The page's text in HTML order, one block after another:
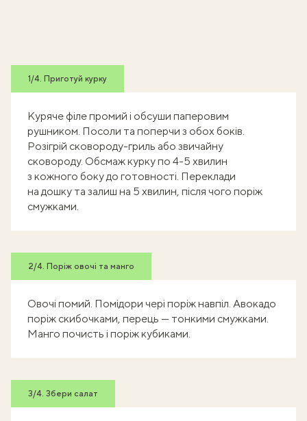
1/4. Приготуй курку
Куряче філе промий і обсуши паперовим
рушником. Посоли та поперчи з обох боків.
Розігрій сковороду-гриль або звичайну
сковороду. Обсмаж курку по 4-5 хвилин
з кожного боку до готовності. Переклади
на дошку та залиш на 5 хвилин, після чого поріж
смужками.
2/4. Поріж овочі та манго
Овочі помий. Помідори чері поріж навпіл. Авокадо
поріж скибочками, перець — тонкими смужками.
Манго почисть і поріж кубиками.
3/4. Збери салат